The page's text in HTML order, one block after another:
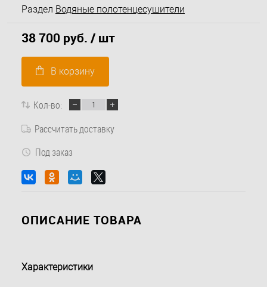
Раздел Водяные полотенцесушители
38 700 руб. / шт
В корзину
Кол-во:
Рассчитать доставку
Под заказ
ОПИСАНИЕ ТОВАРА
Характеристики